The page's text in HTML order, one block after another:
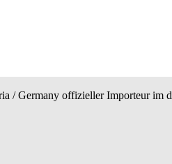
/ Germany offizieller Importeur im